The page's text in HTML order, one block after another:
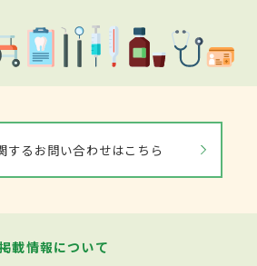
するお問い合わせはこちら
載情報について